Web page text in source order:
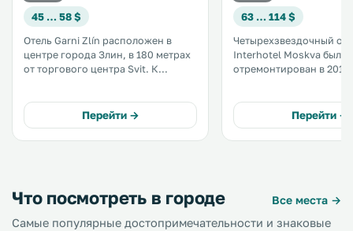
45 … 58 $
Отель Garni Zlín расположен в
центре города Злин, в 180 метрах
от торгового центра Svit. К
телевидением и бесплатным Wi-Fi.
.
Перейти →
63 … 114 $
Четырехзвездочный
Interhotel Moskva был
отремонтирован в 2016
бесплатный Wi-Fi во
конгресс-центр. .
Перейти →
Что посмотреть в городе
Все места →
Самые популярные достопримечательности и знаковые